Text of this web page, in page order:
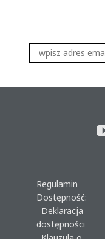
Regulamin
Dostępność:
Deklaracja
dostępności